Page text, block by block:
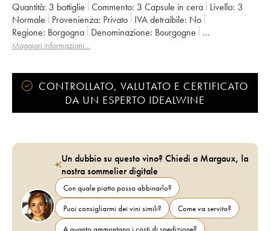
Quantità: 3 bottiglie Commento: 3 Capsule in cera Livello: 3
Normale
Provenienza: privato IVA detraibile:
no
Regione:
Borgogna Denominazione:
Bourgogne
Proprietario:
Domaine de la Cras - Marc Soyard
Maggiori informazioni…
CONTROLLATO, VALUTATO E CERTIFICATO
DA UN ESPERTO IDEALWINE
Un dubbio su questo vino? Chiedi a Margaux, la
nostra sommelier digitale
Con quale piatto posso abbinarlo?
Puoi consigliarmi dei vini simili?
Come va servito?
A quanto ammontano i costi di spedizione?